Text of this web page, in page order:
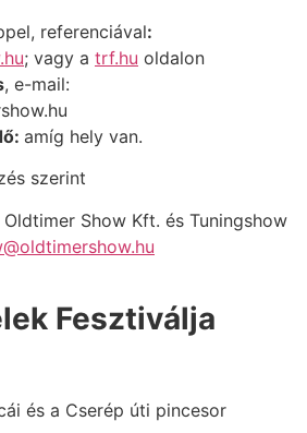
referenciával:
; vagy a trf.hu oldalon
, e-mail:
amíg hely van.
szerint
Oldtimer Show Kft. és Tuningshow
Fesztiválja
és a Cserép úti pincesor